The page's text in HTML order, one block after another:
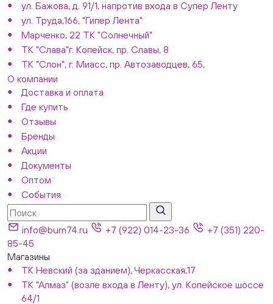
ул. Бажова, д. 91/1, напротив входа в Супер Ленту
ул. Труда,166, "Гипер Лента"
Марченко, 22 ТК "Солнечный"
ТК "Слава"г. Копейск, пр. Славы, 8
ТК "Слон", г. Миасс, пр. Автозаводцев, 65,
О компании
Доставка и оплата
Где купить
Отзывы
Бренды
Акции
Документы
Оптом
События
info@bum74.ru +7 (922) 014-23-36
+7 (351) 220-
85-45
Магазины
ТК Невский (за зданием), Черкасская,17
ТК "Алмаз" (возле входа в Ленту), ул. Копейское шоссе
64/1